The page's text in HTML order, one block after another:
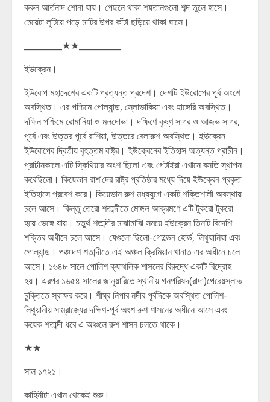
করুন আর্তনাদ শোনা যায়। পেছনে থাকা শয়তানগুলো শব্দ তুলে হাসে।
মেয়েটা লুটিয়ে পড়ে মাটির উপর কাঁটা ছড়িয়ে থাকা ঘাসে।
_________★★__________
ইউক্রেন।
ইউরোপ মহাদেশের একটি প্রত্যন্ত প্রদেশ। দেশটি ইউরোপের পূর্ব অংশে
অবস্থিত। এর পশ্চিমে পোল্যান্ড, স্লোভাকিয়া এবং হাঙ্গেরি অবস্থিত।
দক্ষিন পশ্চিমে রোমানিয়া ও মলদোভা। দক্ষিণে কৃষ্ণ সাগর ও আজভ সাগর,
পূ্র্বে এবং উত্তর পূর্বে রাশিয়া, উত্তরে বেলারুশ অবস্থিত। ইউক্রেন
ইউরোপের দ্বিতীয় বৃহত্তম রাষ্ট্র। ইউক্রেনের ইতিহাস অত্যন্ত প্রাচীন।
প্রাচীনকালে এটি স্কিথিয়ার অংশ ছিলো এবং গেটাইরা এখানে বসতি স্থাপন
করেছিলো। কিয়েভান রাশ’দের রাষ্ট্র প্রতিষ্ঠার মধ্যে দিয়ে ইউক্রেন প্রকৃত
ইতিহাসে প্রবেশ করে। কিয়েভান রুশ মধ্যযুগে একটি শক্তিশালী অবস্থায়
চলে আসে। কিন্তু তেরো শতাব্দীতে মোঙ্গল আক্রমণে এটি টুকরো টুকরো
হয়ে ভেঙ্গে যায়। চতুর্থ শতাব্দীর মাঝামাঝি সময়ে ইউক্রেন তিনটি বিদেশি
শক্তির অধীনে চলে আসে। যেগুলো ছিলো-গোল্ডেন হোর্ড, লিথুয়ানিয়া এবং
পোল্যান্ড। পঞ্চাদশ শতাব্দীতে এই অঞ্চল ক্রিমিয়ান খানাত এর অধীনে চলে
আসে। ১৬৪৮ সালে পোলিশ ক্যাথলিক শাসনের বিরুদ্ধে একটি বিদ্রোহ
হয়। এরপর ১৬৫৪ সালের জানুয়ারিতে স্থানীয় গনপরিষদ(রাদা)পেরেয়স্লাভ
চুক্তিতে স্বাক্ষর করে। শীঘ্র নিপার নদীর পূর্বদিকে অবস্থিত পোলিশ-
লিথুয়ানীয় সাম্রাজ্যের দক্ষিণ-পূর্ব অংশ রুশ শাসনের অধীনে আসে এবং
কয়েক শতাব্দী ধরে এ অঞ্চলে রুশ শাসন চলতে থাকে।
★★
সাল ১৭২১।
কাহিনীটা এখান থেকেই শুরু।